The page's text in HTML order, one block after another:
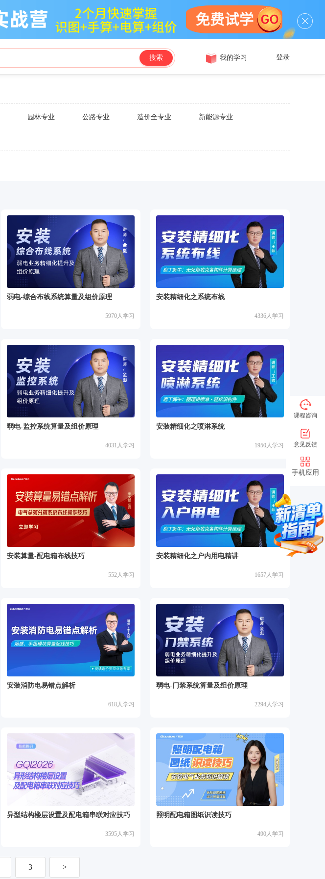
搜索 我的学习 登录
园林专业 公路专业 造价全专业 新能源专业
弱电-综合布线系统算量及组价原理
5970人学习
安装精细化之系统布线
4336人学习
弱电-监控系统算量及组价原理
4031 人学习
安装精细化之喷淋系统
1950人学习
安装算量-配电箱布线技巧
552人学习
安装精细化之户内用电精讲
1657人学习
安装消防电易错点解析
618人学习
弱电-门禁系统算量及组价原理
2294人学习
异型结构楼层设置及配电箱串联对应技巧
3595人学习
照明配电箱图纸识读技巧
490人学习
3 >
课程咨询
意见反馈
手机应用